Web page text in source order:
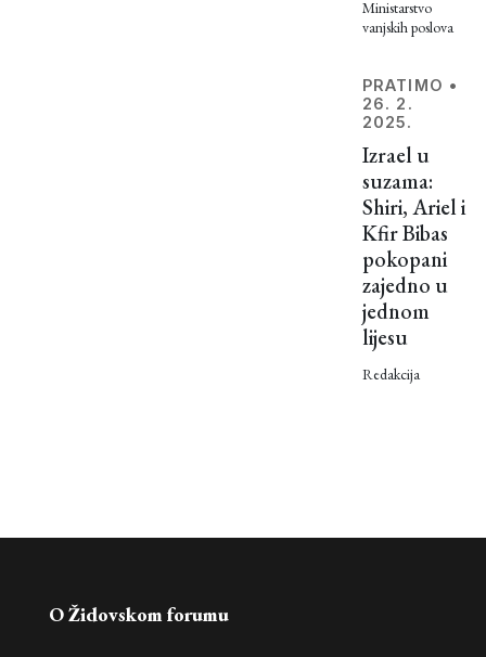
Ministarstvo
vanjskih poslova
PRATIMO •
26. 2.
2025.
Izrael u
suzama:
Shiri, Ariel i
Kfir Bibas
pokopani
zajedno u
jednom
lijesu
Redakcija
O Židovskom forumu